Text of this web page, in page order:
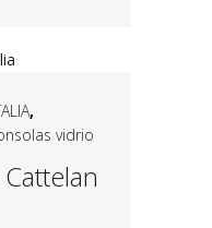
,
vidrio